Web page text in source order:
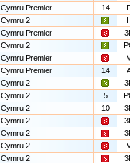
Cymru Premier 14
Cymru 2
Cymru Premier
Cymru 2
Cymru Premier
Cymru Premier 14
Cymru 2
Cymru 2 5
Cymru 2 10
Cymru 2
Cymru 2
Cymru 2
Cymru 2